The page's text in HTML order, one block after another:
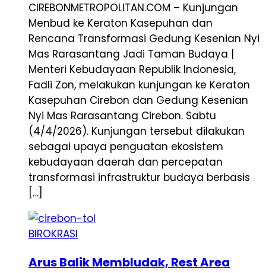
CIREBONMETROPOLITAN.COM – Kunjungan
Menbud ke Keraton Kasepuhan dan
Rencana Transformasi Gedung Kesenian Nyi
Mas Rarasantang Jadi Taman Budaya |
Menteri Kebudayaan Republik Indonesia,
Fadli Zon, melakukan kunjungan ke Keraton
Kasepuhan Cirebon dan Gedung Kesenian
Nyi Mas Rarasantang Cirebon. Sabtu
(4/4/2026). Kunjungan tersebut dilakukan
sebagai upaya penguatan ekosistem
kebudayaan daerah dan percepatan
transformasi infrastruktur budaya berbasis
[…]
BIROKRASI
Arus Balik Membludak, Rest Area